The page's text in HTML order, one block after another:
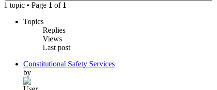
1 topic • Page 1 of 1
Topics
Replies
Views
Last post
Constitutional Safety Services
by